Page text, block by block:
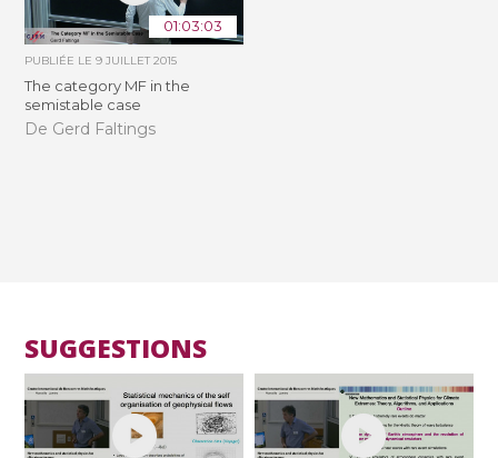
01:03:03
PUBLIÉE LE9 JUILLET 2015
The category MF in the
semistable case
De Gerd Faltings
SUGGESTIONS